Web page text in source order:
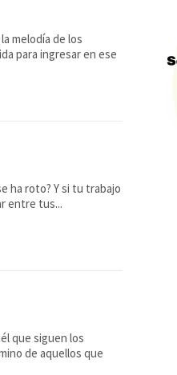
melodía de los
para ingresar en ese
ha roto? Y si tu trabajo
entre tus...
que siguen los
de aquellos que